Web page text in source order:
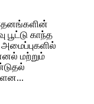
பூட்டு காந்த
மற்றும்